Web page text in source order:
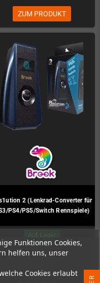
Funktionen Cookies,
helfen uns, unser
Cookies erlaubt
ZUM PRODUKT
2 (Lenkrad-Converter für
PS4/PS5/Switch Rennspiele)